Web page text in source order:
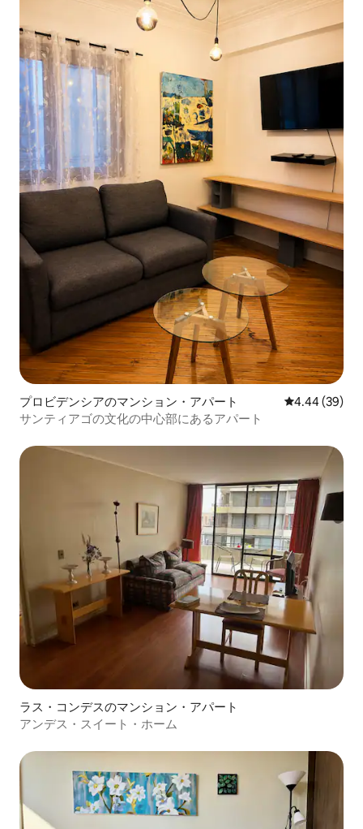
プロビデンシアのマンション・アパート レビュー39
4.44 (39)
サンティアゴの文化の中心部にあるアパート
ラス・コンデスのマンション・アパート
アンデス・スイート・ホーム